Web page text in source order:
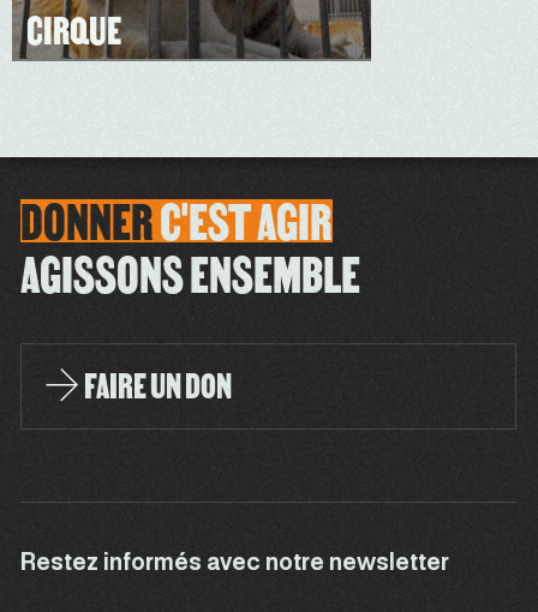
CIRQUE
DONNERC'ESTAGIR
AGISSONS ENSEMBLE
FAIRE UN DON
Restez informés avec notre newsletter